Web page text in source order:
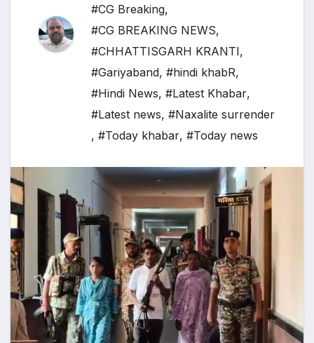
#CG Breaking,
#CG BREAKING NEWS,
#CHHATTISGARH KRANTI,
#Gariyaband, #hindi khabR,
#Hindi News, #Latest Khabar,
#Latest news, #Naxalite surrender
, #Today khabar, #Today news